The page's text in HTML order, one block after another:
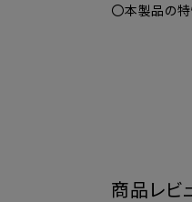
〇本製品の特
商品レビ